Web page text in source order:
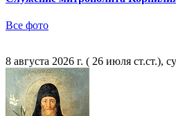
Все фото
8 августа 2026 г. ( 26 июля ст.ст.),